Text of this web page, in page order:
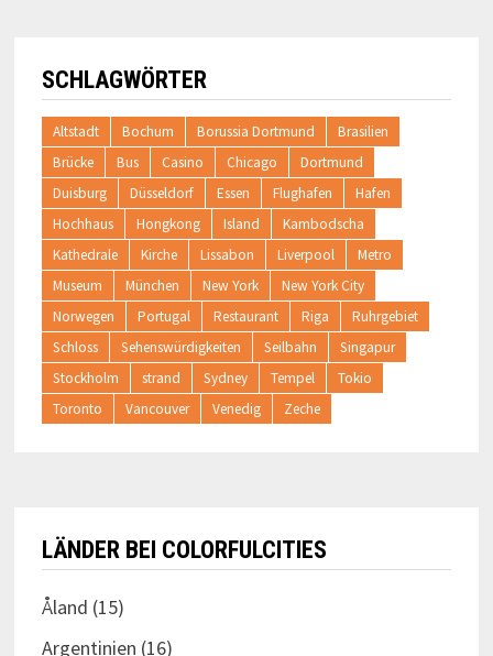
SCHLAGWÖRTER
Altstadt Bochum Borussia Dortmund
Brasilien
Brücke
Bus Casino Chicago
Dortmund
Duisburg
Düsseldorf Essen Flughafen
Hafen
Hochhaus
Hongkong Island
Kambodscha
Kathedrale
Kirche Lissabon Liverpool
Metro
Museum
München New York
New York City
Norwegen
Portugal Restaurant Riga
Ruhrgebiet
Schloss
Sehenswürdigkeiten Seilbahn
Singapur
Stockholm
strand Sydney Tempel
Tokio
Toronto
Vancouver Venedig Zeche
LÄNDER BEI COLORFULCITIES
Åland (15)
Argentinien (16)